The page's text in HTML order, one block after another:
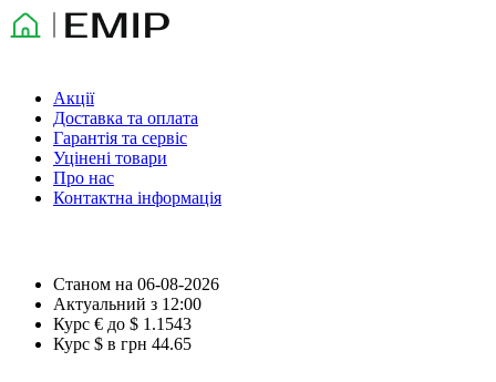
Акції
Доставка та оплата
Гарантія та сервіс
Уцінені товари
Про нас
Контактна інформація
Станом на 06-08-2026
Актуальний з 12:00
Курс € до $ 1.1543
Курс $ в грн 44.65